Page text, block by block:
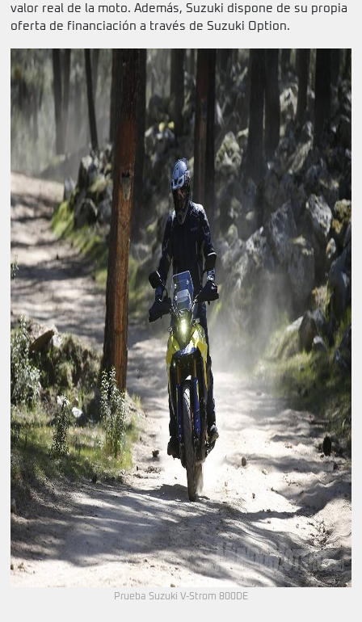
valor real de la moto. Además, Suzuki dispone de su propia
oferta de financiación a través de Suzuki Option.
Prueba Suzuki V-Strom 800DE